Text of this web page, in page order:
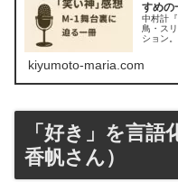
すめの
中村計
鳥・ス
ション
kiyumoto-maria.com
「好き」を言
香帆さん）